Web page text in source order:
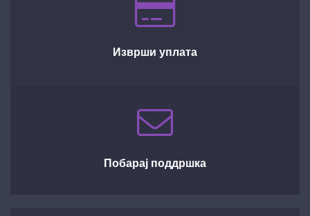
Изврши уплата
Побарај поддршка